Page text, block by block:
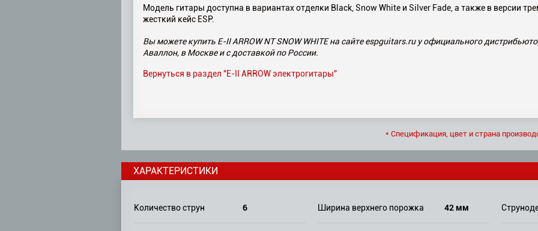
Модель гитары доступна в вариантах отделки Black, Snow White и Silver Fade, а также в версии
жесткий кейс ESP.
Вы можете купить E-II ARROW NT SNOW WHITE на сайте espguitars.ru у официального
Аваллон, в Москве и с доставкой по России.
Вернуться в раздел "E-II ARROW электрогитары"
* Спецификация, цвет и страна
ХАРАКТЕРИСТИКИ
Количество струн 6 Ширина верхнего порожка 42 мм